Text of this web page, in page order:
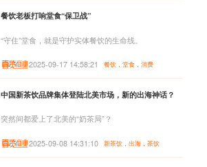
餐饮老板打响堂食“保卫战”
“守住”堂食，就是守护实体餐饮的生命线。
2025-09-17 14:58:21 餐饮，堂食，消费
中国新茶饮品牌集体登陆北美市场，新的出海神话？
突然间都爱上了北美的“奶茶局”？
2025-09-08 14:31:10 新茶饮，出海，茶饮